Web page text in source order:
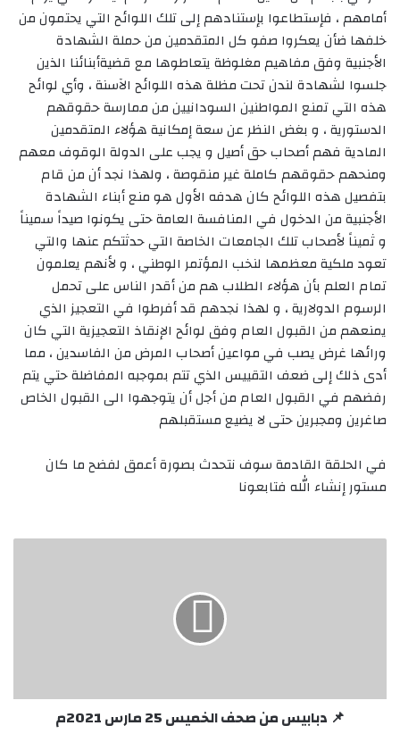
أمامهم ، فإستطاعوا بإستنادهم إلى تلك اللوائح التي يحتمون من
خلفها ضأن يعكروا صفو كل المتقدمين من حملة الشهادة
الأجنبية وفق مفاهيم مغلوظة يتعاطوها مع قضيةأبنائنا الذين
جلسوا لشهادة لندن تحت مظلة هذه اللوائح الآسنة ، وأي لوائح
هذه التي تمنع المواطنين السودانيين من ممارسة حقوقهم
الدستورية ، و بغض النظر عن سعة إمكانية هؤلاء المتقدمين
المادية فهم أصحاب حق أصيل و يجب على الدولة الوقوف معهم
ومنحهم حقوقهم كاملة غير منقوصة ، ولهذا نجد أن من قام
بتفصيل هذه اللوائح كان هدفه الأول هو منع أبناء الشهادة
الأجنبية من الدخول في المنافسة العامة حتى يكونوا صيداً سميناً
و ثميناً لأصحاب تلك الجامعات الخاصة التي حدثتكم عنها والتي
تعود ملكية معظمها لنخب المؤتمر الوطني ، و لأنهم يعلمون
تمام العلم بأن هؤلاء الطلاب هم من أقدر الناس على تحمل
الرسوم الدولارية ، و لهذا نجدهم قد أفرطوا في التعجيز الذي
يمنعهم من القبول العام وفق لوائح الإنقاذ التعجيزية التي كان
ورائها غرض يصب في مواعين أصحاب المرض من الفاسدين ، مما
أدى ذلك إلى ضعف التقييس الذي تتم بموجبه المفاضلة حتي يتم
رفضهم في القبول العام من أجل أن يتوجهوا الى القبول الخاص
صاغرين ومجبرين حتى لا يضيع مستقبلهم
في الحلقة القادمة سوف نتحدث بصورة أعمق لفضح ما كان
مستور إنشاء الله فتابعونا
📌
📌 دبابيس من صحف الخميس 25 مارس 2021م